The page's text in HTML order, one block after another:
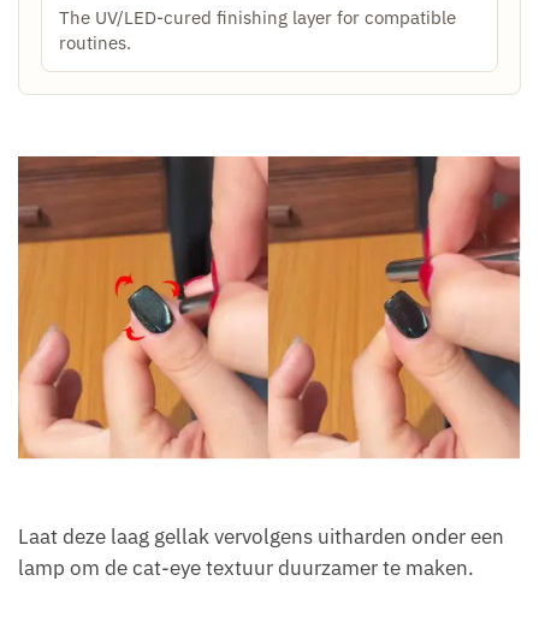
The UV/LED-cured finishing layer for compatible
routines.
Laat deze laag gellak vervolgens uitharden onder een
lamp om de cat-eye textuur duurzamer te maken.